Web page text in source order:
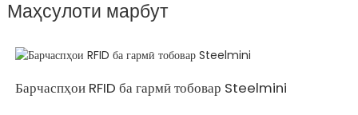
Маҳсулоти марбут
Барчаспҳои RFID ба гармӣ тобовар Steelmini